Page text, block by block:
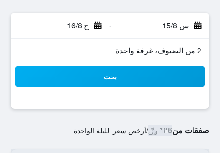
س 15/8 - ح 16/8
2 من الضيوف، غرفة واحدة
بحث
صفقات من186 ﷼ /أرخص سعر الليلة الواحدة